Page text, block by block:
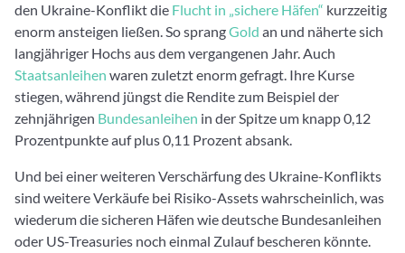
den Ukraine-Konflikt die Flucht in „sichere Häfen“ kurzzeitig
enorm ansteigen ließen. So sprangGold an und näherte sich
langjähriger Hochs aus dem vergangenen Jahr. Auch
Staatsanleihen waren zuletzt enorm gefragt. Ihre Kurse
stiegen, während jüngst die Rendite zum Beispiel der
zehnjährigen Bundesanleihen in der Spitze um knapp 0,12
Prozentpunkte auf plus 0,11 Prozent absank.
Und bei einer weiteren Verschärfung des Ukraine-Konflikts
sind weitere Verkäufe bei Risiko-Assets wahrscheinlich, was
wiederum die sicheren Häfen wie deutsche Bundesanleihen
oder US-Treasuries noch einmal Zulauf bescheren könnte.